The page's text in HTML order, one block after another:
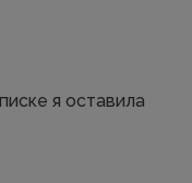
я оставила